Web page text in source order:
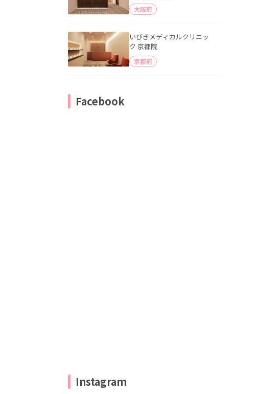
大阪府
いびきメディカルクリニッ
ク 京都院
京都府
Facebook
Instagram